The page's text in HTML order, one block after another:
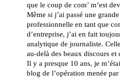
que le coup de com’ m’est
Même si j’ai passé une
professionnelle en tant que
d’entreprise, j’ai en fait
analytique de journaliste.
au-delà des beaux discours et
Il y a presque 10 ans, je
blog de l’opération menée